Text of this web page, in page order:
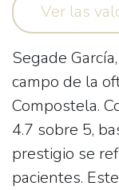
Ver las
Segade
campo de la
Compostela.
4.7 sobre 5,
prestigio se
pacientes.